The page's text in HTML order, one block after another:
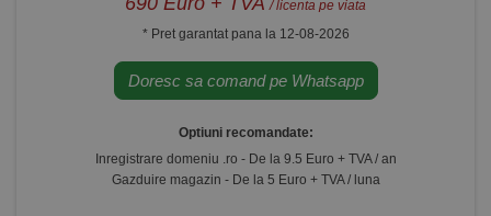
/ licenta pe viata
* Pret garantat pana la 12-08-2026
Doresc sa comand pe Whatsapp
Optiuni recomandate:
Inregistrare domeniu .ro - De la 9.5 Euro + TVA / an
Gazduire magazin - De la 5 Euro + TVA / luna